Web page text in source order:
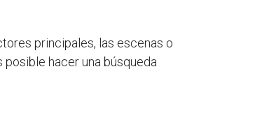
principales, las escenas o
hacer una búsqueda